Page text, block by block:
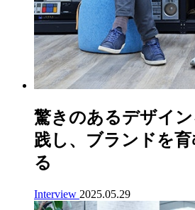
驚きのあるデザイ
践し、ブランドを育
る
Interview 2025.05.29